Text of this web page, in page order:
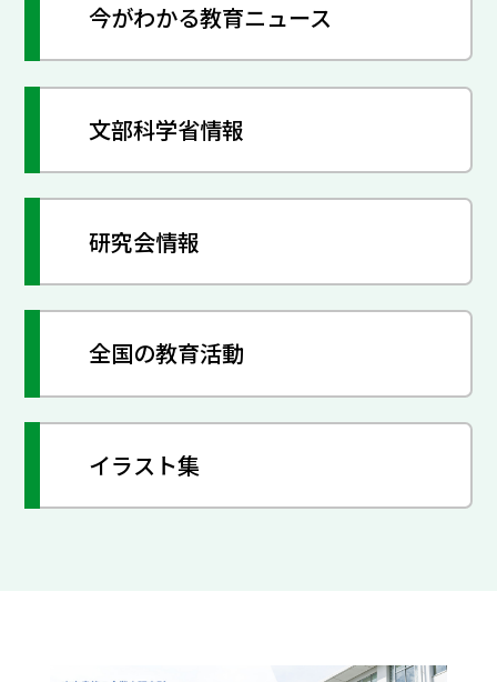
今がわかる教育ニュース
文部科学省情報
研究会情報
全国の教育活動
イラスト集